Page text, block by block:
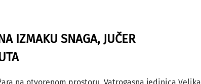
IZMAKU SNAGA, JUČER